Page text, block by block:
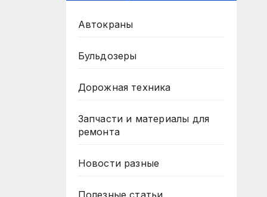
Автокраны
Бульдозеры
Дорожная техника
Запчасти и материалы для
ремонта
Новости разные
Полезные статьи